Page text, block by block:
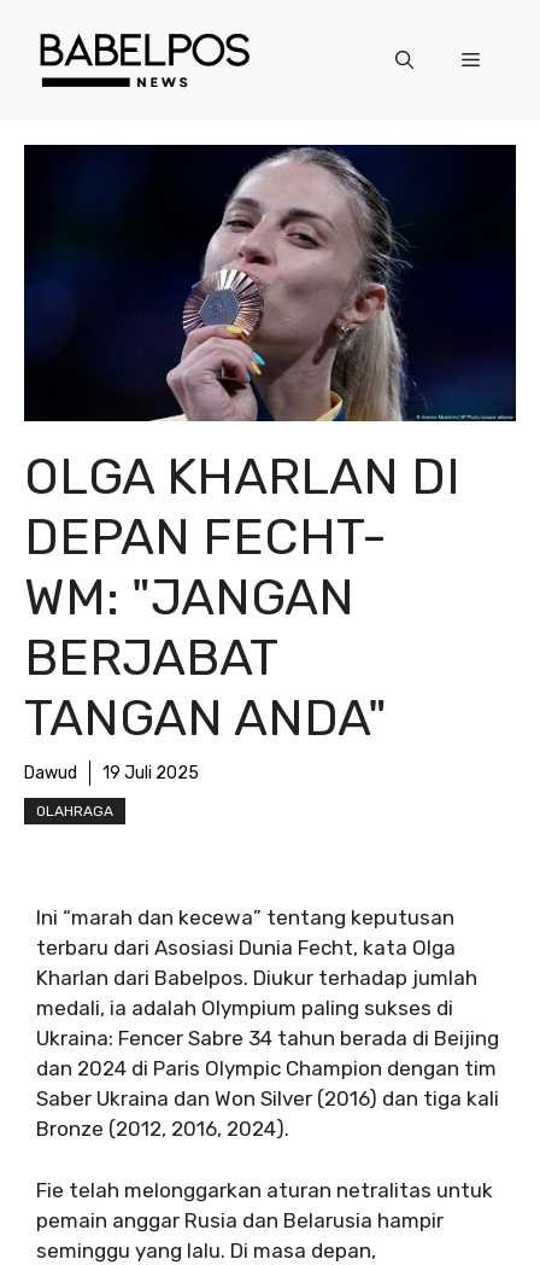
Menu
OLGA KHARLAN DI
DEPAN FECHT-
WM: "JANGAN
BERJABAT
TANGAN ANDA"
Dawud 19 Juli 2025
OLAHRAGA
Ini “marah dan kecewa” tentang keputusan
terbaru dari Asosiasi Dunia Fecht, kata Olga
Kharlan dari Babelpos. Diukur terhadap jumlah
medali, ia adalah Olympium paling sukses di
Ukraina: Fencer Sabre 34 tahun berada di Beijing
dan 2024 di Paris Olympic Champion dengan tim
Saber Ukraina dan Won Silver (2016) dan tiga kali
Bronze (2012, 2016, 2024).
Fie telah melonggarkan aturan netralitas untuk
pemain anggar Rusia dan Belarusia hampir
seminggu yang lalu. Di masa depan,